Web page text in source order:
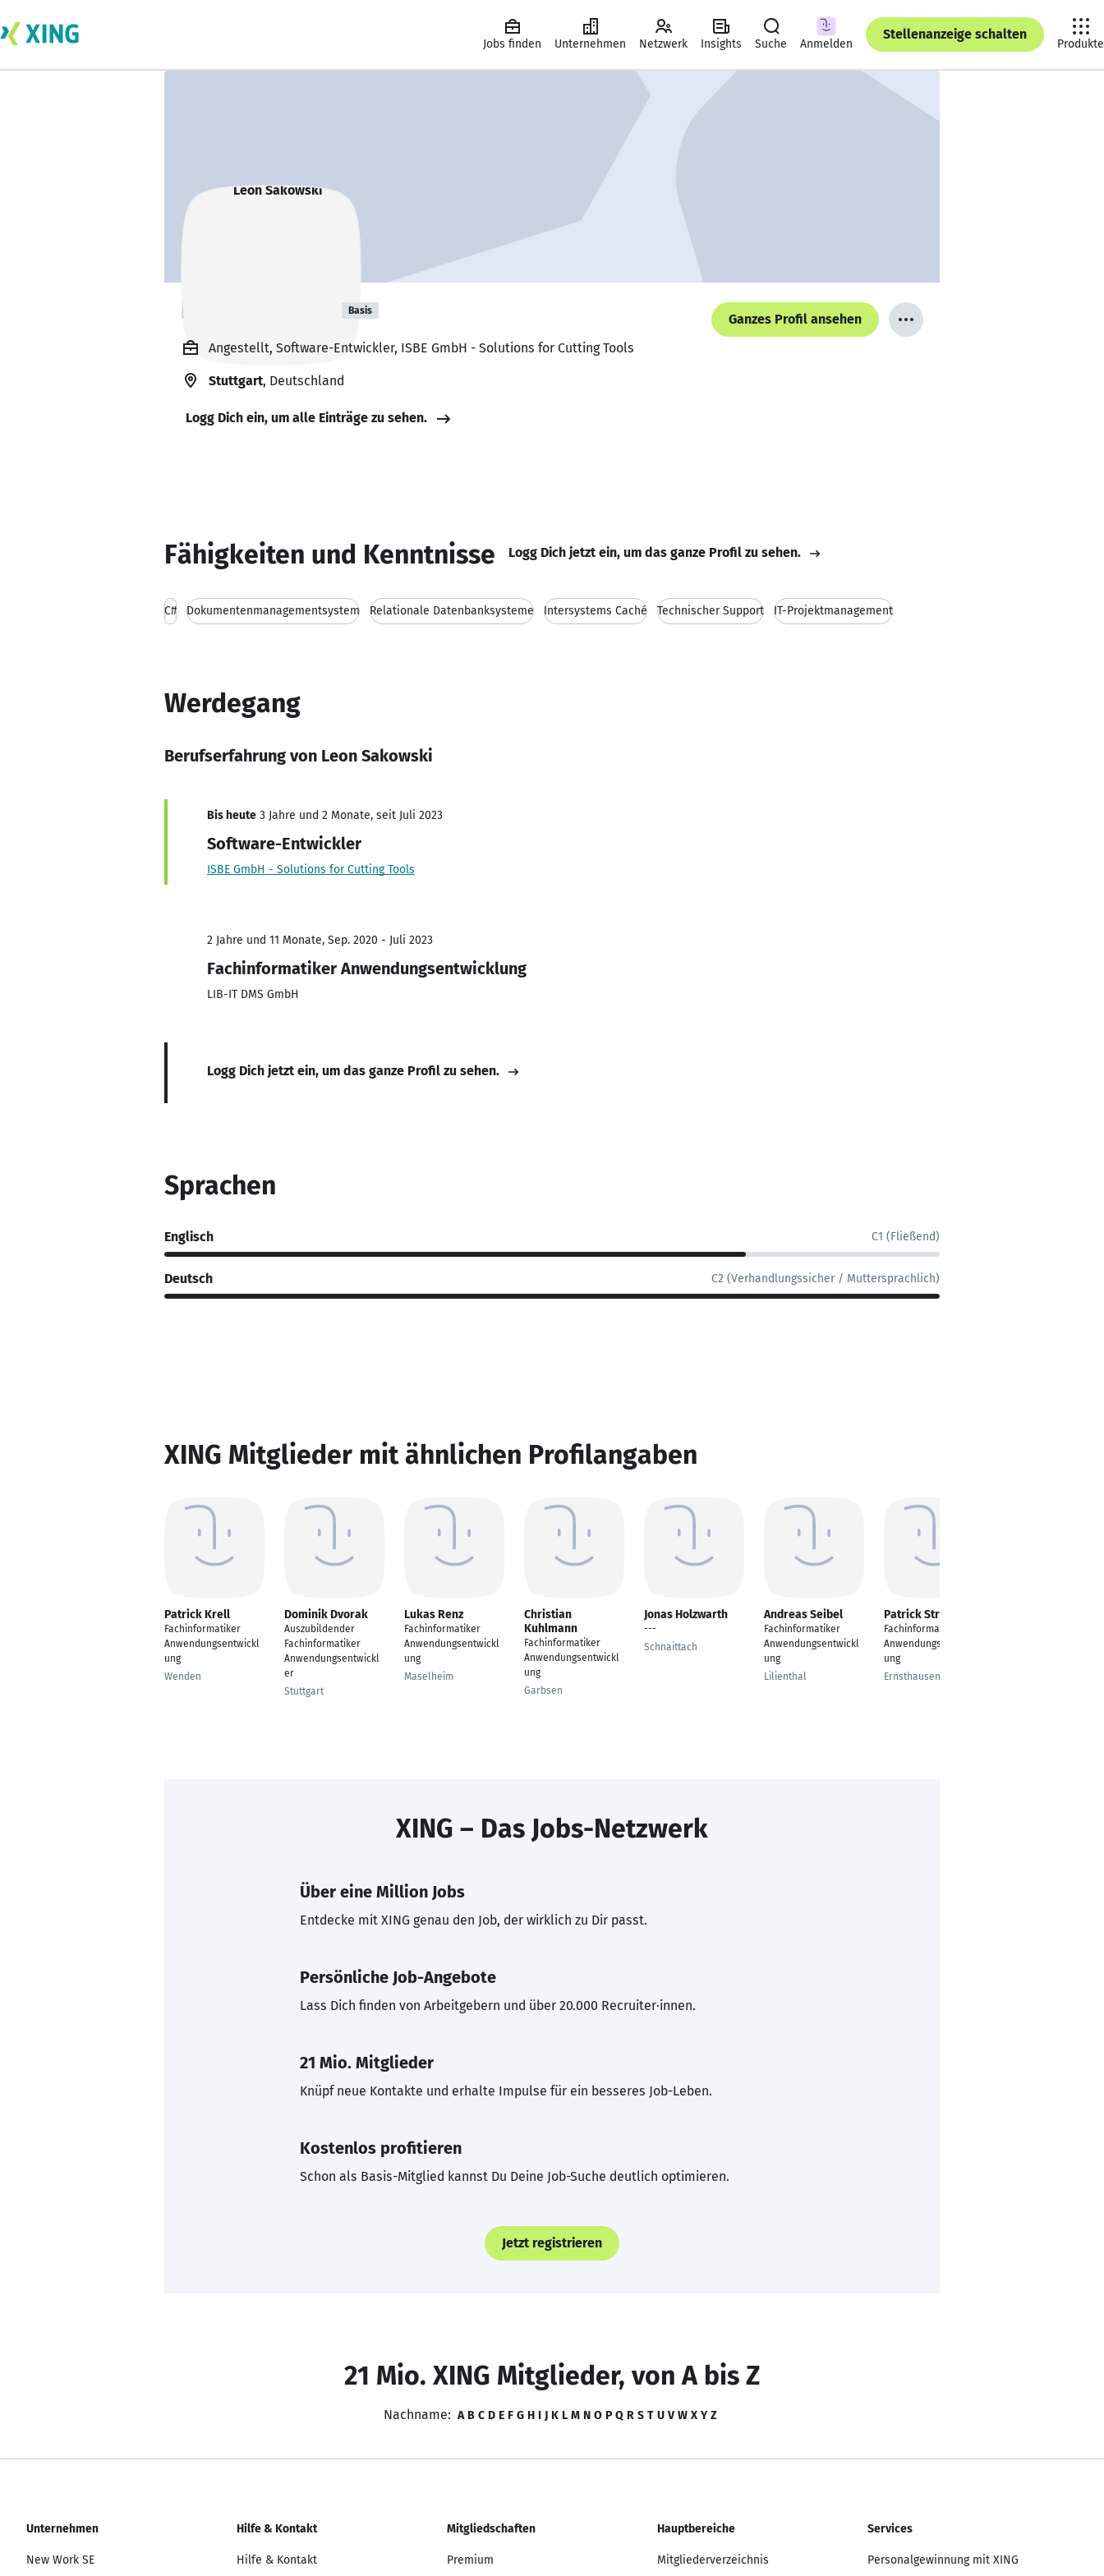
Jobs finden Unternehmen Netzwerk Insights Suche Anmelden
Stellenanzeige schalten
Produkte
Leon Sakowski Basis
Ganzes Profil ansehen
Angestellt, Software-Entwickler, ISBE GmbH - Solutions for Cutting Tools
Stuttgart, Deutschland
Logg Dich ein, um alle Einträge zu sehen.
Fähigkeiten und Kenntnisse Logg Dich jetzt ein, um das ganze Profil zu sehen.
C# Dokumentenmanagementsystem Relationale Datenbanksysteme Intersystems Caché Technischer Support IT-Projektmanagement
Werdegang
Berufserfahrung von Leon Sakowski
Bis heute 3 Jahre und 2 Monate, seit Juli 2023
Software-Entwickler
ISBE GmbH - Solutions for Cutting Tools
2 Jahre und 11 Monate, Sep. 2020 - Juli 2023
Fachinformatiker Anwendungsentwicklung
LIB-IT DMS GmbH
Logg Dich jetzt ein, um das ganze Profil zu sehen.
Sprachen
Englisch C1 (Fließend)
Deutsch C2 (Verhandlungssicher / Muttersprachlich)
XING Mitglieder mit ähnlichen Profilangaben
Patrick Krell
Fachinformatiker
Anwendungsentwickl
ung
Wenden
Dominik Dvorak
Auszubildender
Fachinformatiker
Anwendungsentwickl
er
Stuttgart
Lukas Renz
Fachinformatiker
Anwendungsentwickl
ung
Maselheim
Christian
Kuhlmann
Fachinformatiker
Anwendungsentwickl
ung
Garbsen
Jonas Holzwarth
---
Schnaittach
Andreas Seibel
Fachinformatiker
Anwendungsentwickl
ung
Lilienthal
Patrick Strehle
Fachinformatiker
Anwendungsentwickl
ung
Ernsthausen
XING – Das Jobs-Netzwerk
Über eine Million Jobs
Entdecke mit XING genau den Job, der wirklich zu Dir passt.
Persönliche Job-Angebote
Lass Dich finden von Arbeitgebern und über 20.000 Recruiter·innen.
21 Mio. Mitglieder
Knüpf neue Kontakte und erhalte Impulse für ein besseres Job-Leben.
Kostenlos profitieren
Schon als Basis-Mitglied kannst Du Deine Job-Suche deutlich optimieren.
Jetzt registrieren
21 Mio. XING Mitglieder, von A bis Z
Nachname: A B C D E F G H I J K L M N O P Q R S T U V W X Y Z
Unternehmen
New Work SE
Hilfe & Kontakt
Hilfe & Kontakt
Mitgliedschaften
Premium
Hauptbereiche
Mitgliederverzeichnis
Services
Personalgewinnung mit XING